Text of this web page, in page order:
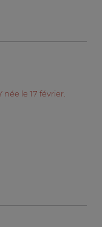
le 17 février.